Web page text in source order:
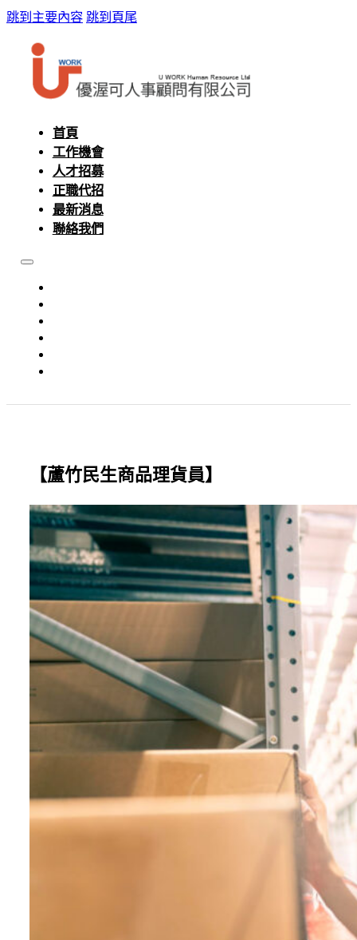
跳到主要內容 跳到頁尾
首頁
工作機會
人才招募
正職代招
最新消息
聯絡我們
【蘆竹民生商品理貨員】